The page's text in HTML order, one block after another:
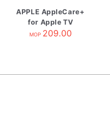
APPLE AppleCare+
for Apple TV
MOP 209.00